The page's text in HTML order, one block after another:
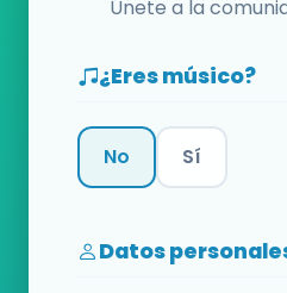
Únete a la
¿Eres músico?
No Sí
Datos